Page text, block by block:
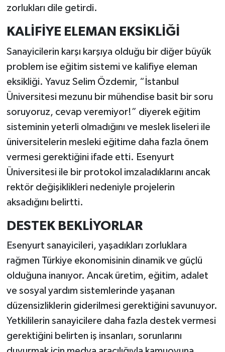
zorlukları dile getirdi.
KALİFİYE ELEMAN EKSİKLİĞİ
Sanayicilerin karşı karşıya olduğu bir diğer büyük
problem ise eğitim sistemi ve kalifiye eleman
eksikliği. Yavuz Selim Özdemir, “İstanbul
Üniversitesi mezunu bir mühendise basit bir soru
soruyoruz, cevap veremiyor!” diyerek eğitim
sisteminin yeterli olmadığını ve meslek liseleri ile
üniversitelerin mesleki eğitime daha fazla önem
vermesi gerektiğini ifade etti. Esenyurt
Üniversitesi ile bir protokol imzaladıklarını ancak
rektör değişiklikleri nedeniyle projelerin
aksadığını belirtti.
DESTEK BEKLİYORLAR
Esenyurt sanayicileri, yaşadıkları zorluklara
rağmen Türkiye ekonomisinin dinamik ve güçlü
olduğuna inanıyor. Ancak üretim, eğitim, adalet
ve sosyal yardım sistemlerinde yaşanan
düzensizliklerin giderilmesi gerektiğini savunuyor.
Yetkililerin sanayicilere daha fazla destek vermesi
gerektiğini belirten iş insanları, sorunlarını